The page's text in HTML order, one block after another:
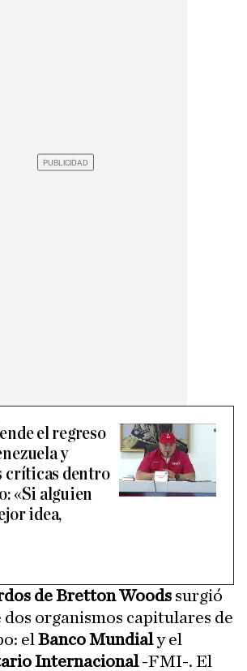
el regreso
y
críticas dentro
«Si alguien
idea,
de Bretton Woods surgió
dos organismos capitulares de
el Banco Mundialy el
Internacional-FMI-. El